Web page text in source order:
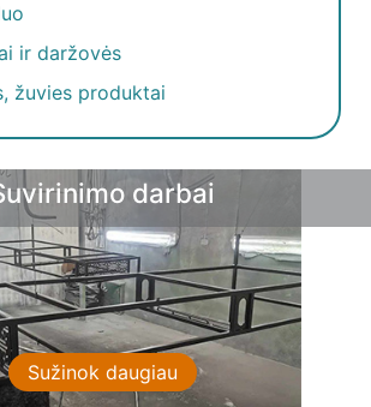
ir daržovės
žuvies produktai
darbai
Sužinok daugiau